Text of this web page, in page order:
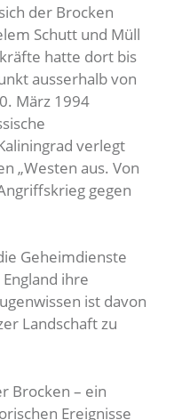
der Brocken
Schutt und Müll
hatte dort bis
ausserhalb von
März 1994
verlegt
„Westen aus. Von
gegen
Geheimdienste
ihre
ist davon
Landschaft zu
Brocken – ein
Ereignisse